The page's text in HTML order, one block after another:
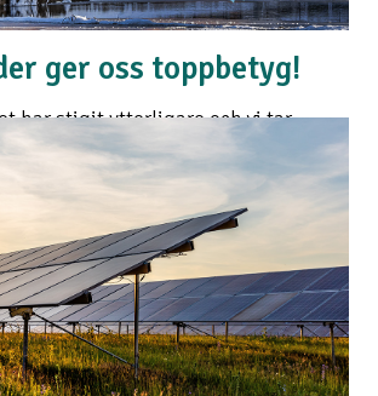
ger oss toppbetyg!
har stigit ytterligare och vi tar
det gäller uppfattningen om hur vi
samhälle!